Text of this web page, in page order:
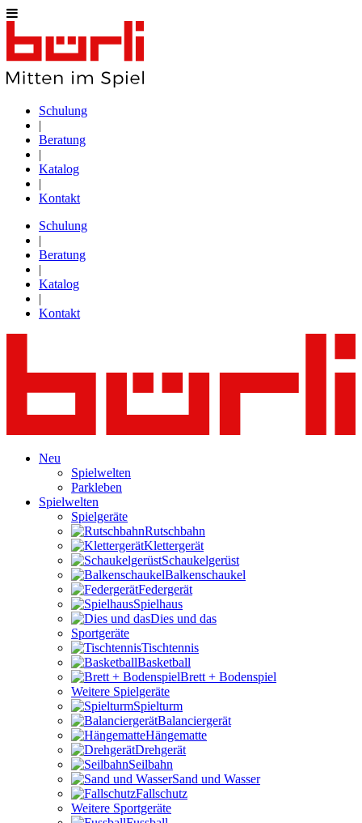
Schulung
|
Beratung
|
Katalog
|
Kontakt
Schulung
|
Beratung
|
Katalog
|
Kontakt
Neu
Spielwelten
Parkleben
Spielwelten
Spielgeräte
Rutschbahn
Klettergerät
Schaukelgerüst
Balkenschaukel
Federgerät
Spielhaus
Dies und das
Sportgeräte
Tischtennis
Basketball
Brett + Bodenspiel
Weitere Spielgeräte
Spielturm
Balanciergerät
Hängematte
Drehgerät
Seilbahn
Sand und Wasser
Fallschutz
Weitere Sportgeräte